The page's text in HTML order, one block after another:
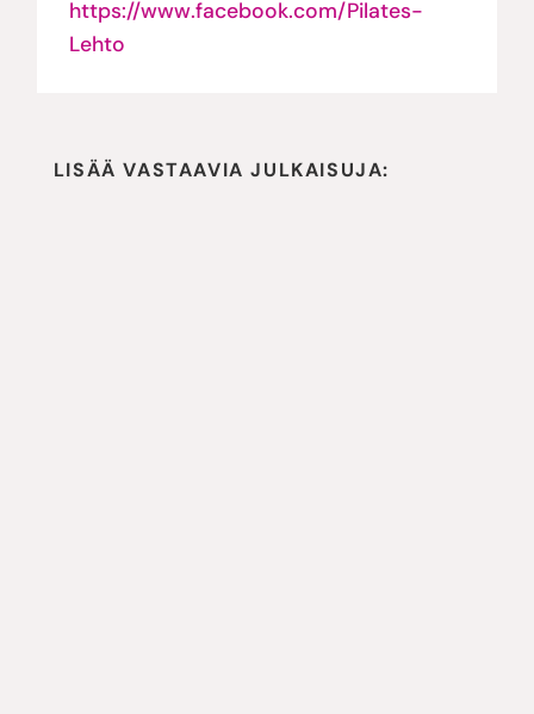
https://www.facebook.com/Pilates-
Lehto
LISÄÄ VASTAAVIA JULKAISUJA: